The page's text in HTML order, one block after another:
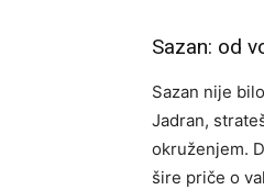
Sazan: od
Sazan nije
Jadran,
okruženjem.
šire priče o